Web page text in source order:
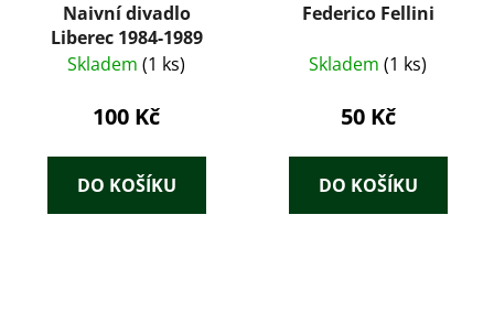
Naivní divadlo
Liberec 1984-1989
Skladem (1 ks)
100 Kč
DO KOŠÍKU
Federico Fellini
Skladem (1 ks)
50 Kč
DO KOŠÍKU